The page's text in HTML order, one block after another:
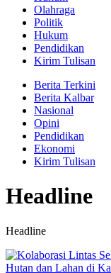
Olahraga
Politik
Hukum
Pendidikan
Kirim Tulisan
Berita Terkini
Berita Kalbar
Nasional
Opini
Pendidikan
Ekonomi
Kirim Tulisan
Headline
Headline